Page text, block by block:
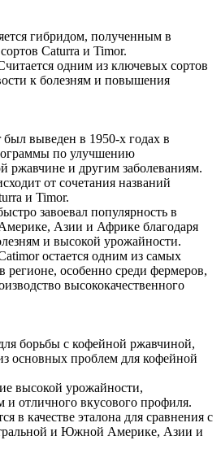
гибридом, полученным в
Caturra и Timor.
одним из ключевых сортов
к болезням и повышения
выведен в 1950-х годах в
по улучшению
ржавчине и другим заболеваниям.
от сочетания названий
и Timor.
завоевал популярность в
Азии и Африке благодаря
и высокой урожайности.
остается одним из самых
регионе, особенно среди фермеров,
высококачественного
борьбы с кофейной ржавчиной,
основных проблем для кофейной
высокой урожайности,
и отличного вкусового профиля.
в качестве эталона для сравнения с
и Южной Америке, Азии и